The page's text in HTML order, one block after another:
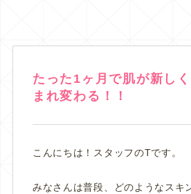
たった1ヶ月で肌が新し
まれ変わる！！
こんにちは！スタッフのTです。
みなさんは普段、どのようなスキ